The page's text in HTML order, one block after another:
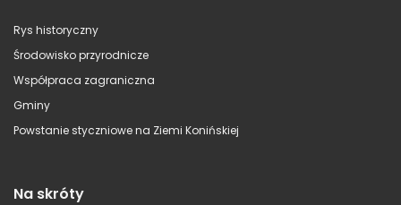
Rys historyczny
Środowisko przyrodnicze
Współpraca zagraniczna
Gminy
Powstanie styczniowe na Ziemi Konińskiej
Na skróty